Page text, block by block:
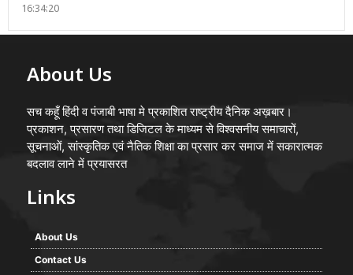
16:34:20
About Us
सच कहूँ हिंदी व पंजाबी भाषा मे प्रकाशित राष्ट्रीय दैनिक अख़बार।
प्रकाशन, प्रसारण तथा डिजिटल के माध्यम से विश्वसनीय समाचारों,
सूचनाओं, सांस्कृतिक एवं नैतिक शिक्षा का प्रसार कर समाज में सकारात्मक
बदलाव लाने में प्रयासरत
Links
About Us
Contact Us